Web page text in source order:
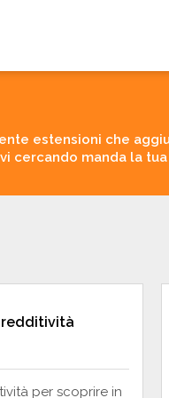
estensioni che
cercando manda la
per scoprire in